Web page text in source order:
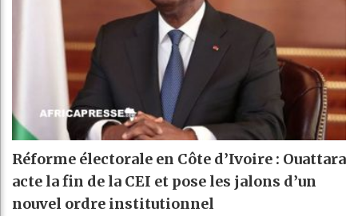
Réforme électorale en Côte d’Ivoire : Ouattara
acte la fin de la CEI et pose les jalons d’un
nouvel ordre institutionnel